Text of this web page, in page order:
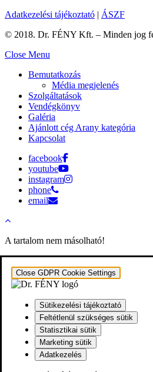
Adatkezelési tájékoztató | ÁSZF
© 2018. Dr. FÉNY Kft. – Minden jog
Close Menu
Bemutatkozás
Média megjelenés
Szolgáltatások
Vendégkönyv
Galéria
Ajánlott cég Arany kategória
Kapcsolat
facebook
youtube
instagram
phone
email
A tartalom nem másolható!
Close GDPR Cookie Settings
Sütikezelési tájékoztató
Feltétlenül szükséges sütik
Statisztikai sütik
Marketing sütik
Adatkezelés